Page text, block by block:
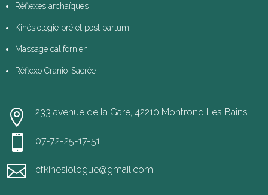
Réflexes archaïques
Kinésiologie pré et post partum
Massage californien
Réflexo Cranio-Sacrée
 233 avenue de la Gare, 42210 Montrond Les Bains
 07-72-25-17-51
 cfkinesiologue@gmail.com